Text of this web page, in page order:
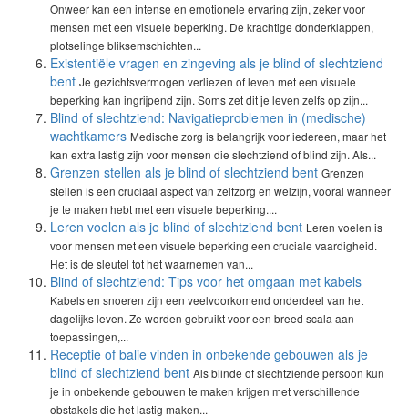
Onweer kan een intense en emotionele ervaring zijn, zeker voor
mensen met een visuele beperking. De krachtige donderklappen,
plotselinge bliksemschichten...
Existentiële vragen en zingeving als je blind of slechtziend
bent Je gezichtsvermogen verliezen of leven met een visuele
beperking kan ingrijpend zijn. Soms zet dit je leven zelfs op zijn...
Blind of slechtziend: Navigatieproblemen in (medische)
wachtkamers Medische zorg is belangrijk voor iedereen, maar het
kan extra lastig zijn voor mensen die slechtziend of blind zijn. Als...
Grenzen stellen als je blind of slechtziend bent Grenzen
stellen is een cruciaal aspect van zelfzorg en welzijn, vooral wanneer
je te maken hebt met een visuele beperking....
Leren voelen als je blind of slechtziend bent Leren voelen is
voor mensen met een visuele beperking een cruciale vaardigheid.
Het is de sleutel tot het waarnemen van...
Blind of slechtziend: Tips voor het omgaan met kabels
Kabels en snoeren zijn een veelvoorkomend onderdeel van het
dagelijks leven. Ze worden gebruikt voor een breed scala aan
toepassingen,...
Receptie of balie vinden in onbekende gebouwen als je
blind of slechtziend bent Als blinde of slechtziende persoon kun
je in onbekende gebouwen te maken krijgen met verschillende
obstakels die het lastig maken...